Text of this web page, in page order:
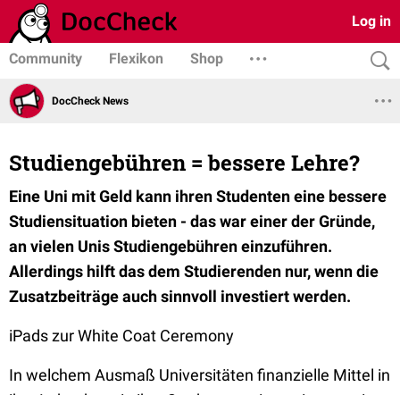
Log in
Community Flexikon Shop
DocCheck News
Studiengebühren = bessere Lehre?
Eine Uni mit Geld kann ihren Studenten eine bessere
Studiensituation bieten - das war einer der Gründe,
an vielen Unis Studiengebühren einzuführen.
Allerdings hilft das dem Studierenden nur, wenn die
Zusatzbeiträge auch sinnvoll investiert werden.
iPads zur White Coat Ceremony
In welchem Ausmaß Universitäten finanzielle Mittel in